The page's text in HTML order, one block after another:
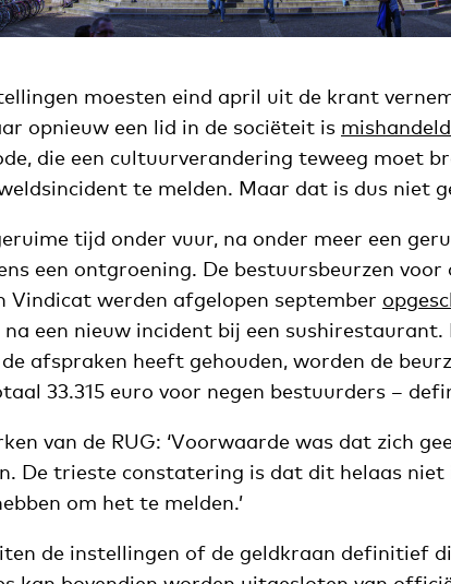
moesten eind april uit de krant
opnieuw een lid in de sociëteit is mishandeld
die een cultuurverandering teweeg moet
te melden. Maar dat is dus niet
tijd onder vuur, na onder meer een
een ontgroening. De bestuursbeurzen voor
Vindicat werden afgelopen september
na een nieuw incident bij een sushirestaurant.
afspraken heeft gehouden, worden de
33.315 euro voor negen bestuurders –
van de RUG: ‘Voorwaarde was dat zich
De trieste constatering is dat dit helaas
om het te melden.’
de instellingen of de geldkraan definitief